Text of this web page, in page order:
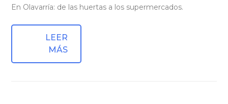
En Olavarría: de las huertas a los supermercados.
LEER
MÁS